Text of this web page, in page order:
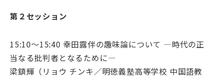
第２セッション
15:10～15:40 幸田露伴の趣味論について ―時代の正
当なる批判者となるために―
梁鎮輝（リョウ チンキ／明徳義塾高等学校 中国語教